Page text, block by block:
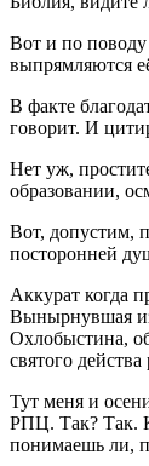
Вот и по
выпрямляются
В факте
говорит. И
Нет уж,
образовании,
Вот, допустим,
посторонней
Аккурат когда
Вынырнувшая из
Охлобыстина,
святого
Тут меня и
РПЦ. Так? Так.
понимаешь ли,